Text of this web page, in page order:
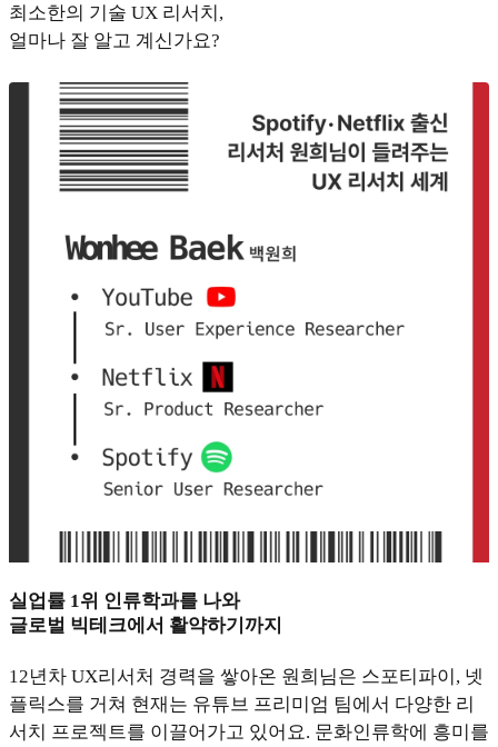
최소한의 기술 UX 리서치,
얼마나 잘 알고 계신가요?
실업률 1위 인류학과를 나와
글로벌 빅테크에서 활약하기까지
12년차 UX리서처 경력을 쌓아온 원희님은 스포티파이, 넷
플릭스를 거쳐 현재는 유튜브 프리미엄 팀에서 다양한 리
서치 프로젝트를 이끌어가고 있어요. 문화인류학에 흥미를